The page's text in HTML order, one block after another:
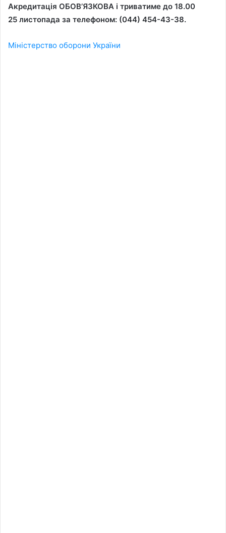
Акредитація ОБОВ’ЯЗКОВА і триватиме до 18.00
25 листопада за телефоном: (044) 454-43-38.
Міністерство оборони України